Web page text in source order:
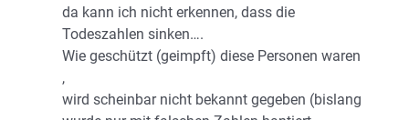
da kann ich nicht erkennen, dass die
Todeszahlen sinken….
Wie geschützt (geimpft) diese Personen waren
,
wird scheinbar nicht bekannt gegeben (bislang